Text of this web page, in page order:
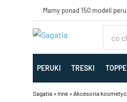
Mamy ponad 150 modeli
PERUKI TRESKI
Sagatia » Inne »Akcesoria